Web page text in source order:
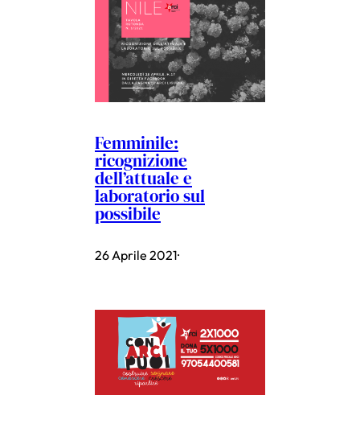
Femminile:
ricognizione
dell’attuale e
laboratorio sul
possibile
26 Aprile 2021·